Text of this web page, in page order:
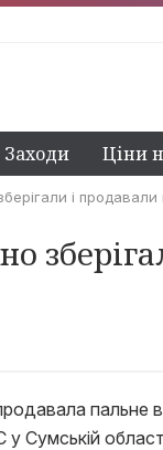
Заходи Ціни
і продавали
пальне
Сумській